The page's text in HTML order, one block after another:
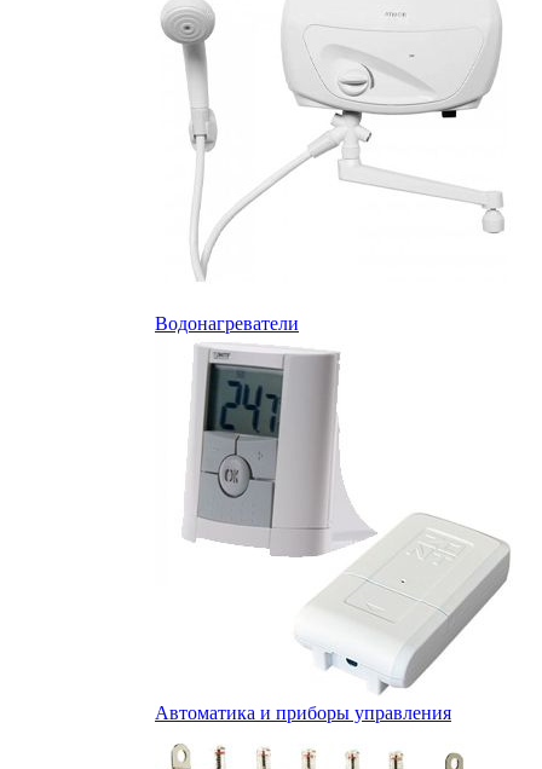
Водонагреватели
Автоматика и приборы управления